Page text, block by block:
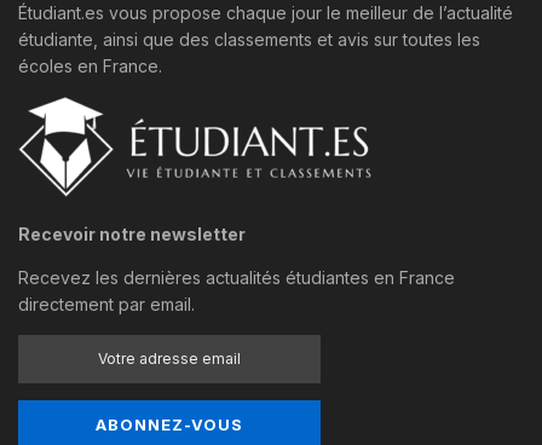
Étudiant.es vous propose chaque jour le meilleur de l’actualité
étudiante, ainsi que des classements et avis sur toutes les
écoles en France.
Recevoir notre newsletter
Recevez les dernières actualités étudiantes en France
directement par email.